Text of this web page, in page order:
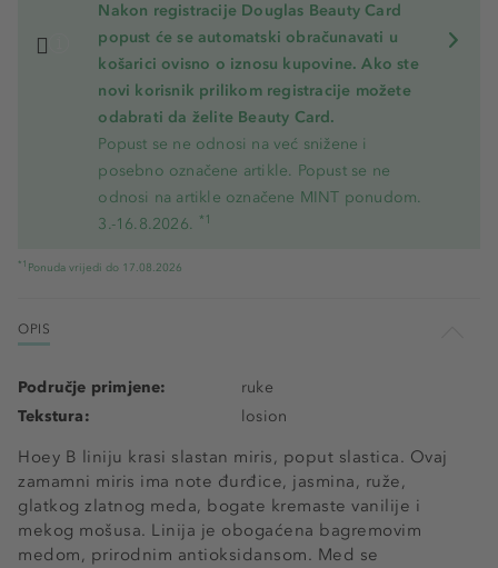
Nakon registracije Douglas Beauty Card
popust će se automatski obračunavati u
košarici ovisno o iznosu kupovine. Ako ste
novi korisnik prilikom registracije možete
odabrati da želite Beauty Card.
Popust se ne odnosi na već snižene i
posebno označene artikle. Popust se ne
odnosi na artikle označene MINT ponudom.
3.-16.8.2026. *1
*1 Ponuda vrijedi do 17.08.2026
OPIS
Hoey B liniju krasi slastan miris, poput slastica. Ovaj
zamamni miris ima note đurđice, jasmina, ruže,
glatkog zlatnog meda, bogate kremaste vanilije i
mekog mošusa. Linija je obogaćena bagremovim
medom, prirodnim antioksidansom. Med se
Područje primjene:
ruke
Tekstura:
losion